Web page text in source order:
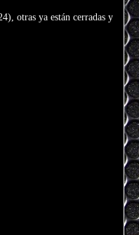
otras ya están cerradas y